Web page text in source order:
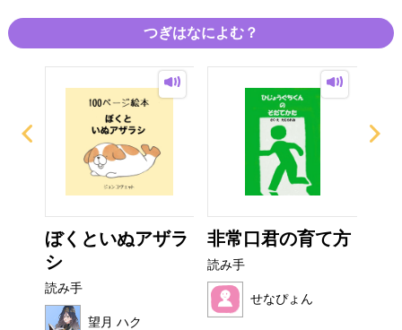
つぎはなによむ？
ぼくといぬアザラ
シ
読み手
望月 ハク
非常口君の育て方
読み手
せなぴょん